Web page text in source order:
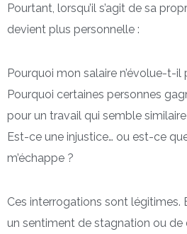
Pourtant, lorsqu’il s’agit de sa
devient plus personnelle :
Pourquoi mon salaire n’évolue-t-il
Pourquoi certaines personnes
pour un travail qui semble
Est-ce une injustice… ou est-ce
m’échappe ?
Ces interrogations sont légitimes.
un sentiment de stagnation ou de